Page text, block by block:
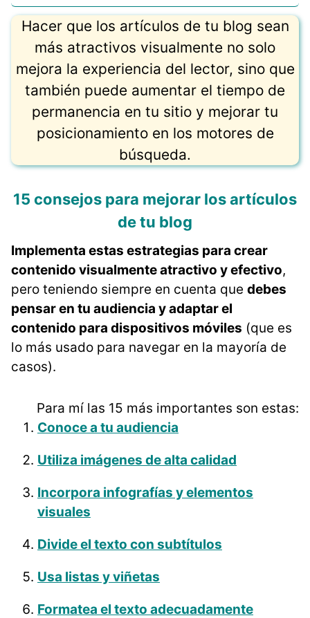
Hacer que los artículos de tu blog sean
más atractivos visualmente no solo
mejora la experiencia del lector, sino que
también puede aumentar el tiempo de
permanencia en tu sitio y mejorar tu
posicionamiento en los motores de
búsqueda.
15 consejos para mejorar los artículos
de tu blog
Implementa estas estrategias para crear
contenido visualmente atractivo y efectivo,
pero teniendo siempre en cuenta que debes
pensar en tu audiencia y adaptar el
contenido para dispositivos móviles (que es
lo más usado para navegar en la mayoría de
casos).
Para mí las 15 más importantes son estas:
Conoce a tu audiencia
Utiliza imágenes de alta calidad
Incorpora infografías y elementos
visuales
Divide el texto con subtítulos
Usa listas y viñetas
Formatea el texto adecuadamente